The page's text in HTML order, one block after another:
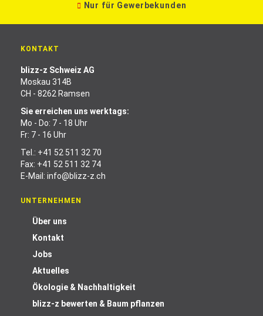
Nur für Gewerbekunden
KONTAKT
blizz-z Schweiz AG
Moskau 314B
CH - 8262 Ramsen
Sie erreichen uns werktags:
Mo - Do: 7 - 18 Uhr
Fr: 7 - 16 Uhr
Tel.: +41 52 511 32 70
Fax: +41 52 511 32 74
E-Mail: info@blizz-z.ch
UNTERNEHMEN
Über uns
Kontakt
Jobs
Aktuelles
Ökologie & Nachhaltigkeit
blizz-z bewerten & Baum pflanzen